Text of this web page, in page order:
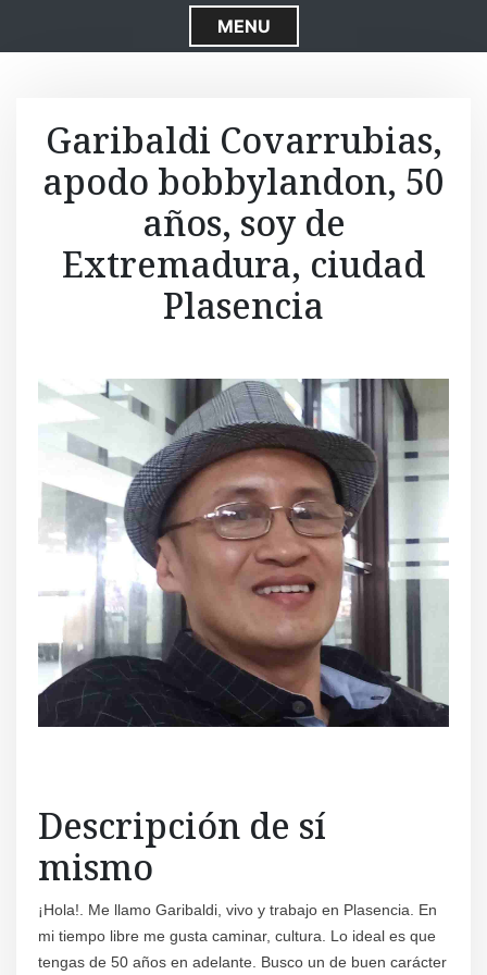
S
k
o
o
n
e
n
t
MENU
Garibaldi Covarrubias,
apodo bobbylandon, 50
años, soy de
Extremadura, ciudad
Plasencia
Descripción de sí
mismo
¡Hola!. Me llamo Garibaldi, vivo y trabajo en Plasencia. En
mi tiempo libre me gusta caminar, cultura. Lo ideal es que
tengas de 50 años en adelante. Busco un de buen carácter